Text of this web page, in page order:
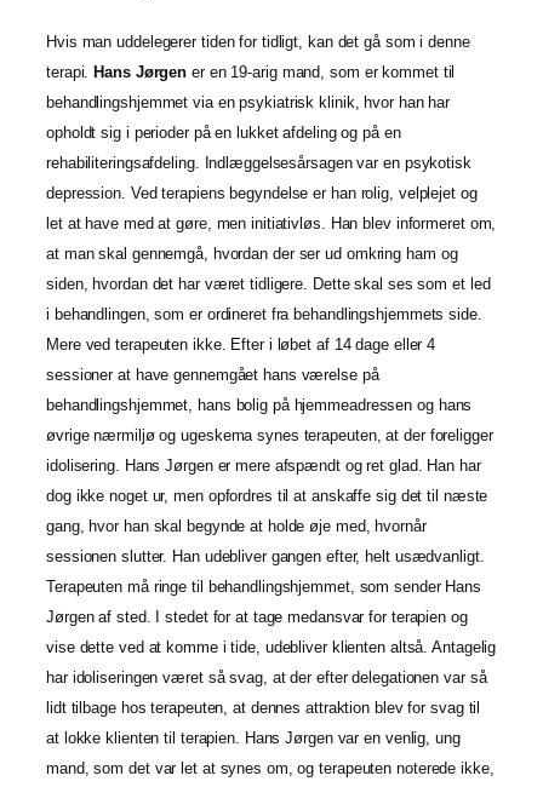
Hvis man uddelegerer tiden for tidligt, kan det gå som i denne
terapi.
Hans Jørgen er en 19-arig mand, som er kommet til
behandlingshjemmet via en psykiatrisk klinik, hvor han har
opholdt sig i perioder på en lukket afdeling og på en
rehabiliteringsafdeling. Indlæggelsesårsagen var en psykotisk
depression. Ved terapiens begyndelse er han rolig, velplejet og
let at have med at gøre, men initiativløs. Han blev informeret om,
at man skal gennemgå, hvordan der ser ud omkring ham og
siden, hvordan det har været tidligere. Dette skal ses som et led
i behandlingen, som er ordineret fra behandlingshjemmets side.
Mere ved terapeuten ikke. Efter i løbet af 14 dage eller 4
sessioner at have gennemgået hans værelse på
behandlingshjemmet, hans bolig på hjemmeadressen og hans
øvrige nærmiljø og ugeskema synes terapeuten, at der foreligger
idolisering. Hans Jørgen er mere afspændt og ret glad. Han har
dog ikke noget ur, men opfordres til at anskaffe sig det til næste
gang, hvor han skal begynde at holde øje med, hvornår
sessionen slutter. Han udebliver gangen efter, helt usædvanligt.
Terapeuten må ringe til behandlingshjemmet, som sender Hans
Jørgen af sted. I stedet for at tage medansvar for terapien og
vise dette ved at komme i tide, udebliver klienten altså. Antagelig
har idoliseringen været så svag, at der efter delegationen var så
lidt tilbage hos terapeuten, at dennes attraktion blev for svag til
at lokke klienten til terapien. Hans Jørgen var en venlig, ung
mand, som det var let at synes om, og terapeuten noterede ikke,